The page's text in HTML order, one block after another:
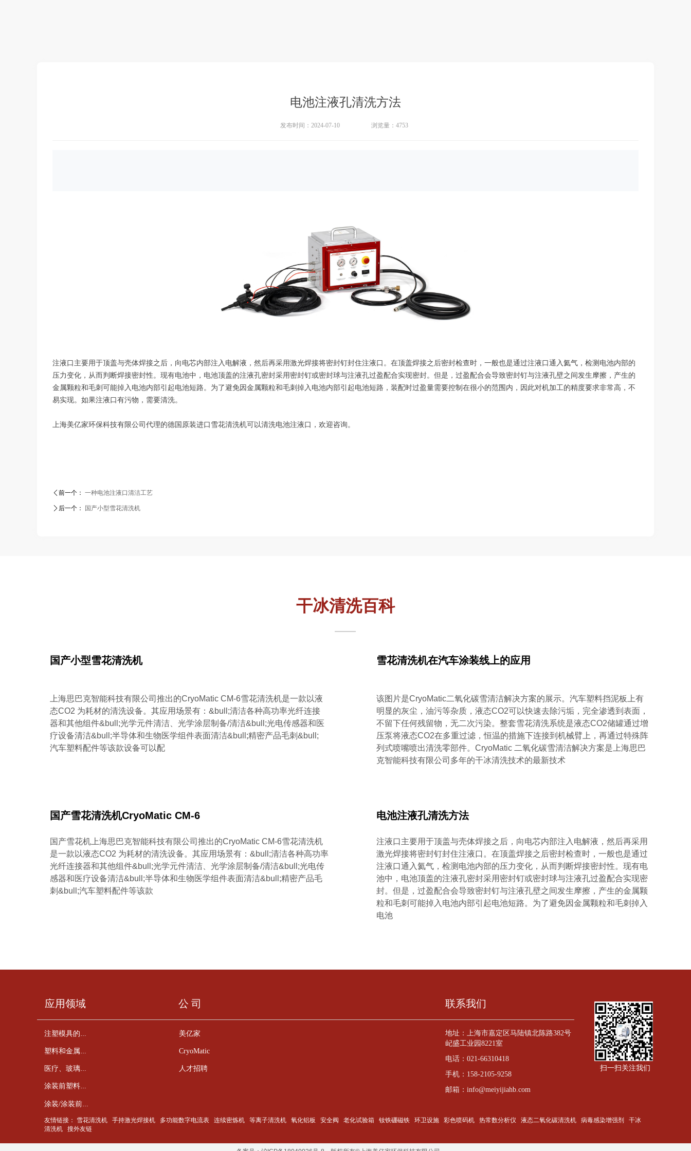
电池注液孔清洗方法
发布时间：2024-07-10 浏览量： 4753
注液口主要用于顶盖与壳体焊接之后，向电芯内部注入电解液，然后再采用激光焊接将密封钉封住注液口。在顶盖焊接之后密封检查时，一般也是通过注液口通入氦气，检测电池内部的
压力变化，从而判断焊接密封性。现有电池中，电池顶盖的注液孔密封采用密封钉或密封球与注液孔过盈配合实现密封。但是，过盈配合会导致密封钉与注液孔壁之间发生摩擦，产生的
金属颗粒和毛刺可能掉入电池内部引起电池短路。为了避免因金属颗粒和毛刺掉入电池内部引起电池短路，装配时过盈量需要控制在很小的范围内，因此对机加工的精度要求非常高，不
易实现。如果注液口有污物，需要清洗。
上海美亿家环保科技有限公司代理的德国原装进口雪花清洗机可以清洗电池注液口，欢迎咨询。
ꄴ 前一个： 一种电池注液口清洁工艺
ꄲ 后一个： 国产小型雪花清洗机
美亿家
CryoMatic
人才招聘
注塑模具的清洁
塑料和金属零件的去毛刺
医疗、玻璃、陶瓷、半导体元件的清洁
涂装前塑料件的预处理
地址： 上海市嘉定区马陆镇北陈路382号
屺盛工业园8221室
电话： 021-66310418
手机： 158-2105-9258
邮箱： info@meiyijiahb.com
应用领域 公 司 联系我们
友情链接： 雪花清洗机 手持激光焊接机 多功能数字电流表 连续密炼机 等离子清洗机 氧化铝板 安全阀 老化试验箱 钕铁硼磁铁 环卫设施 彩色喷码机 热常数分析仪 液态二氧化碳清洗机 病毒感染增强剂
干冰
清洗机
搜外友链
扫一扫关注我们
干冰清洗百科
国产小型雪花清洗机
上海思巴克智能科技有限公司推出的CryoMatic CM-6雪花清洗机是一款以液
态CO2 为耗材的清洗设备。其应用场景有：&bull;清洁各种高功率光纤连接
器和其他组件&bull;光学元件清洁、光学涂层制备/清洁&bull;光电传感器和医
疗设备清洁&bull;半导体和生物医学组件表面清洁&bull;精密产品毛刺&bull;
汽车塑料配件等该款设备可以配
国产雪花清洗机CryoMatic CM-6
国产雪花机上海思巴克智能科技有限公司推出的CryoMatic CM-6雪花清洗机
是一款以液态CO2 为耗材的清洗设备。其应用场景有：&bull;清洁各种高功率
光纤连接器和其他组件&bull;光学元件清洁、光学涂层制备/清洁&bull;光电传
感器和医疗设备清洁&bull;半导体和生物医学组件表面清洁&bull;精密产品毛
刺&bull;汽车塑料配件等该款
雪花清洗机在汽车涂装线上的应用
该图片是CryoMatic二氧化碳雪清洁解决方案的展示。汽车塑料挡泥板上有
明显的灰尘，油污等杂质，液态CO2可以快速去除污垢，完全渗透到表面，
不留下任何残留物，无二次污染。整套雪花清洗系统是液态CO2储罐通过增
压泵将液态CO2在多重过滤，恒温的措施下连接到机械臂上，再通过特殊阵
列式喷嘴喷出清洗零部件。CryoMatic 二氧化碳雪清洁解决方案是上海思巴
克智能科技有限公司多年的干冰清洗技术的最新技术
电池注液孔清洗方法
注液口主要用于顶盖与壳体焊接之后，向电芯内部注入电解液，然后再采用
激光焊接将密封钉封住注液口。在顶盖焊接之后密封检查时，一般也是通过
注液口通入氦气，检测电池内部的压力变化，从而判断焊接密封性。现有电
池中，电池顶盖的注液孔密封采用密封钉或密封球与注液孔过盈配合实现密
封。但是，过盈配合会导致密封钉与注液孔壁之间发生摩擦，产生的金属颗
粒和毛刺可能掉入电池内部引起电池短路。为了避免因金属颗粒和毛刺掉入
电池